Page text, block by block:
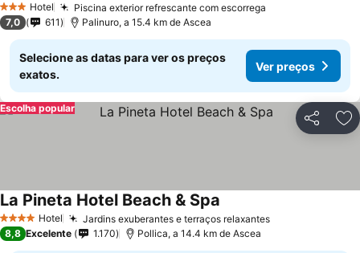
3 EstrelasHotel Piscina exterior refrescante com escorrega
7,0 611 Palinuro, a 15.4 km de Ascea
Selecione as datas para ver os preços
exatos.
Ver preços
Partilhar
Escolha popular
4 EstrelasHotel Jardins exuberantes e terraços relaxantes
La Pineta Hotel Beach & Spa
8,8 Excelente 1.170 Pollica, a 14.4 km de Ascea